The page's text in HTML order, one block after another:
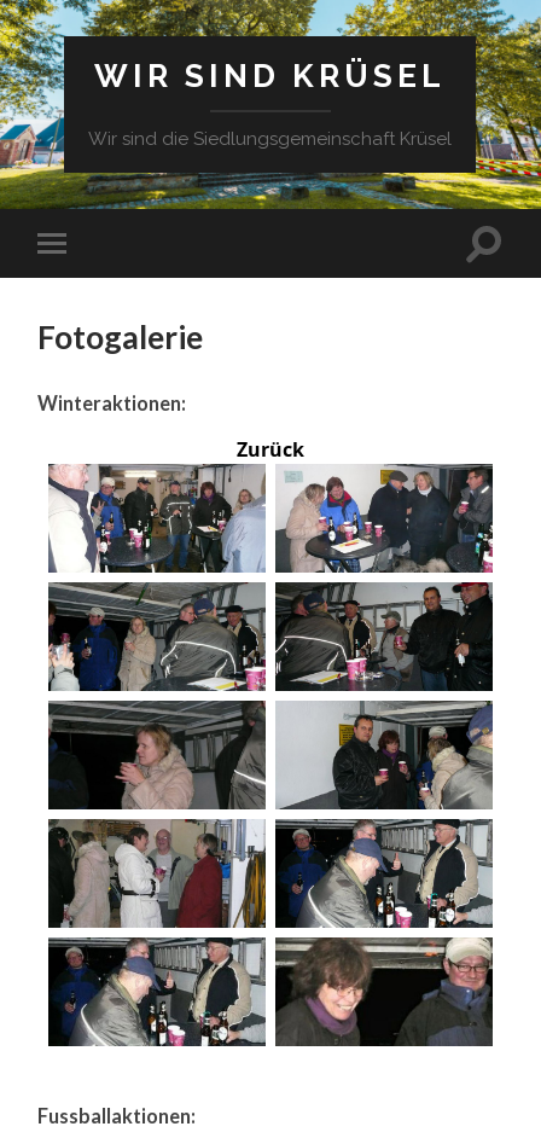
WIR SIND KRÜSEL
Wir sind die Siedlungsgemeinschaft Krüsel
Fotogalerie
Winteraktionen:
Zurück
Fussballaktionen: